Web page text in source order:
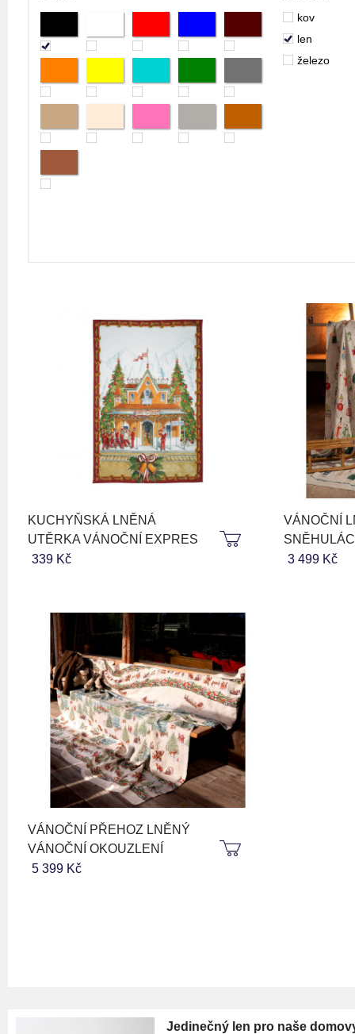
kov
len
železo
KUCHYŇSKÁ LNĚNÁ
UTĚRKA VÁNOČNÍ EXPRES
339 Kč
VÁNOČNÍ
3 499 Kč
VÁNOČNÍ PŘEHOZ LNĚNÝ
VÁNOČNÍ OKOUZLENÍ
5 399 Kč
Jedinečný len pro naše